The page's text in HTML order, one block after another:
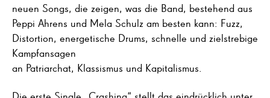
neuen Songs, die zeigen, was die Band, bestehend aus
Peppi Ahrens und Mela Schulz am besten kann: Fuzz,
Distortion, energetische Drums, schnelle und zielstrebige
Kampfansagen
an Patriarchat, Klassismus und Kapitalismus.